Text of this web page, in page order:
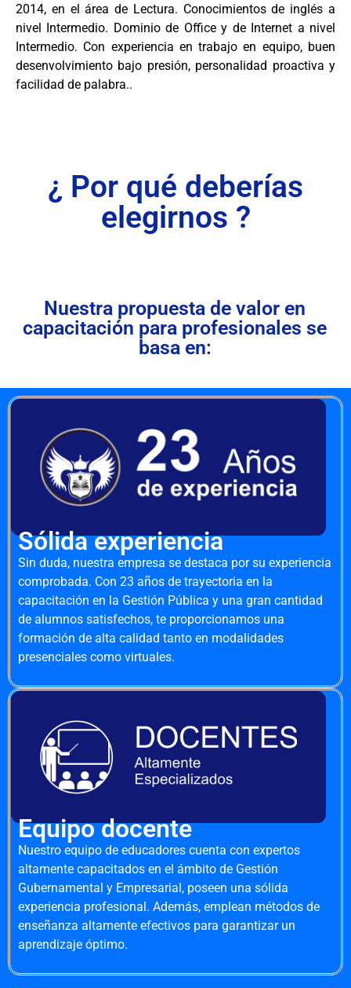
2014, en el área de Lectura. Conocimientos de inglés a
nivel Intermedio. Dominio de Office y de Internet a nivel
Intermedio. Con experiencia en trabajo en equipo, buen
desenvolvimiento bajo presión, personalidad proactiva y
facilidad de palabra..
¿ Por qué deberías
elegirnos ?
Nuestra propuesta de valor en
capacitación para profesionales se
basa en:
Sólida experiencia
Sin duda, nuestra empresa se destaca por su experiencia
comprobada. Con 23 años de trayectoria en la
capacitación en la Gestión Pública y una gran cantidad
de alumnos satisfechos, te proporcionamos una
formación de alta calidad tanto en modalidades
presenciales como virtuales.
Equipo docente
Nuestro equipo de educadores cuenta con expertos
altamente capacitados en el ámbito de Gestión
Gubernamental y Empresarial, poseen una sólida
experiencia profesional. Además, emplean métodos de
enseñanza altamente efectivos para garantizar un
aprendizaje óptimo.